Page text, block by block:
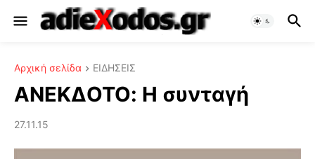
Αρχική σελίδα ΕΙΔΗΣΕΙΣ
ΑΝΕΚΔΟΤΟ: Η συνταγή
27.11.15